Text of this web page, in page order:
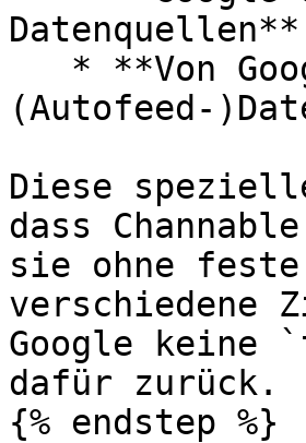
(Autofeed-
Diese
dass
sie ohne
verschiedene
Google keine
dafür zurück.
{% endstep %}